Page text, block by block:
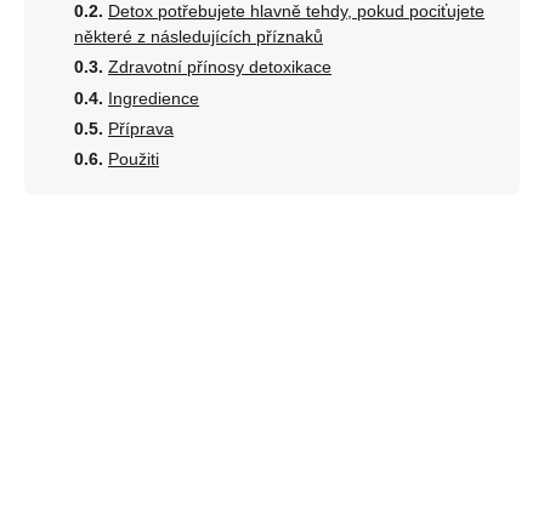
Detox potřebujete hlavně tehdy, pokud pociťujete
některé z následujících příznaků
Zdravotní přínosy detoxikace
Ingredience
Příprava
Použiti